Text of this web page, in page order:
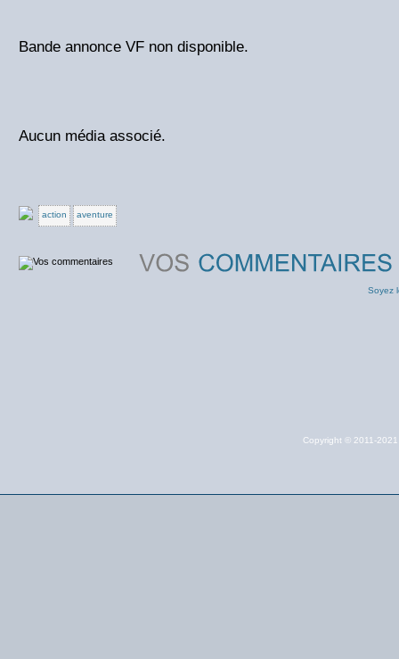
Bande annonce VF non disponible.
Aucun média associé.
action aventure
Soyez
Copyright © 2011-